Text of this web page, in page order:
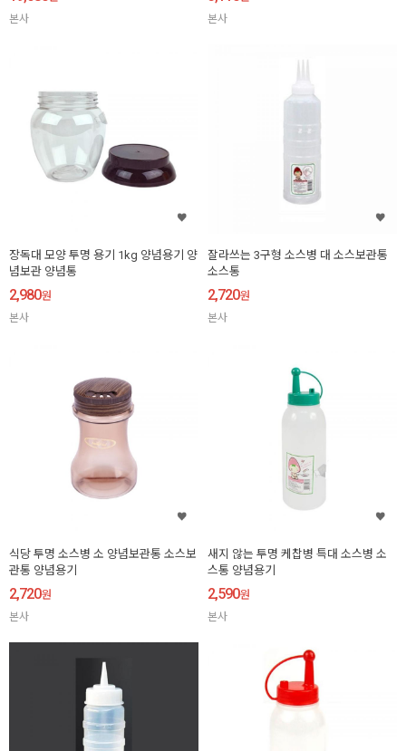
본사 본사
장독대 모양 투명 용기 1kg 양념용기 양
념보관 양념통
2,980원
본사
잘라쓰는 3구형 소스병 대 소스보관통
소스통
2,720원
본사
식당 투명 소스병 소 양념보관통 소스보
관통 양념용기
2,720원
본사
새지 않는 투명 케찹병 특대 소스병 소
스통 양념용기
2,590원
본사